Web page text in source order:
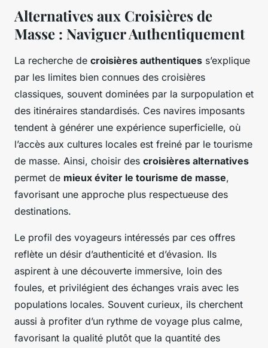
Alternatives aux Croisières de
Masse : Naviguer Authentiquement
La recherche de croisières authentiques s’explique
par les limites bien connues des croisières
classiques, souvent dominées par la surpopulation et
des itinéraires standardisés. Ces navires imposants
tendent à générer une expérience superficielle, où
l’accès aux cultures locales est freiné par le tourisme
de masse. Ainsi, choisir des croisières alternatives
permet de mieux éviter le tourisme de masse,
favorisant une approche plus respectueuse des
destinations.
Le profil des voyageurs intéressés par ces offres
reflète un désir d’authenticité et d’évasion. Ils
aspirent à une découverte immersive, loin des
foules, et privilégient des échanges vrais avec les
populations locales. Souvent curieux, ils cherchent
aussi à profiter d’un rythme de voyage plus calme,
favorisant la qualité plutôt que la quantité des